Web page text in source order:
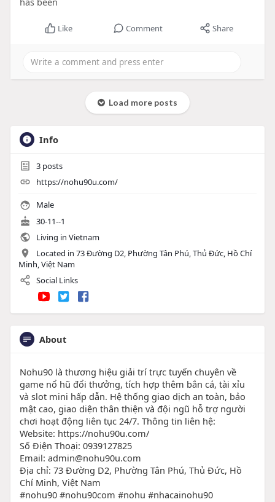
Like Comment Share
Load more posts
Info
3posts
https://nohu90u.com/
Male
30-11--1
Living in Vietnam
Located in 73 Đường D2, Phường Tân Phú, Thủ Đức, Hồ Chí
Minh, Việt Nam
Social Links
About
Nohu90 là thương hiệu giải trí trực tuyến chuyên về
game nổ hũ đổi thưởng, tích hợp thêm bắn cá, tài xỉu
và slot mini hấp dẫn. Hệ thống giao dịch an toàn, bảo
mật cao, giao diện thân thiện và đội ngũ hỗ trợ người
chơi hoạt động liên tục 24/7. Thông tin liên hệ:
Website: https://nohu90u.com/
Số Điện Thoại: 0939127825
Email: admin@nohu90u.com
Địa chỉ: 73 Đường D2, Phường Tân Phú, Thủ Đức, Hồ
Chí Minh, Việt Nam
#nohu90 #nohu90com #nohu #nhacainohu90